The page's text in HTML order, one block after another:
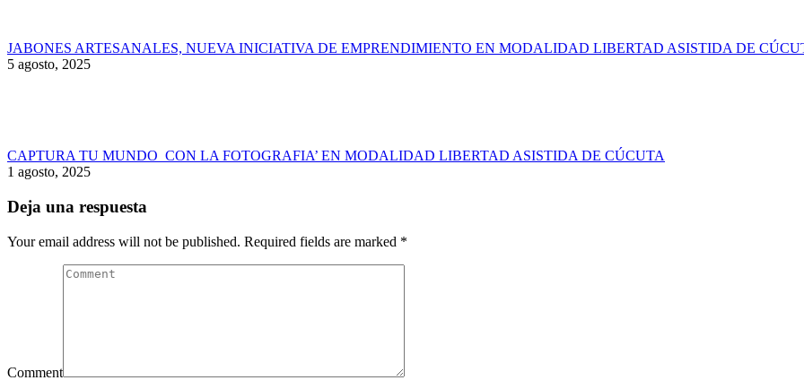
JABONES ARTESANALES, NUEVA INICIATIVA DE EMPRENDIMIENTO EN MODALIDAD LIBERTAD ASISTIDA DE
5 agosto, 2025
CAPTURA TU MUNDO CON LA FOTOGRAFIA’ EN MODALIDAD LIBERTAD ASISTIDA DE CÚCUTA
1 agosto, 2025
Deja una respuesta
Your email address will not be published. Required fields are marked *
Comment